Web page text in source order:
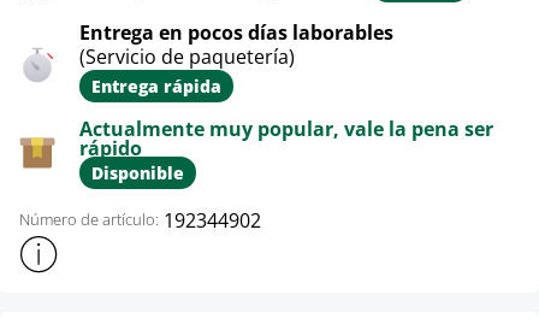
Entrega en pocos días laborables
(Servicio de paquetería)
Entrega rápida
Actualmente muy popular, vale la pena ser
rápido
Disponible
Número de artículo: 192344902
Mostrar más información sobre el producto